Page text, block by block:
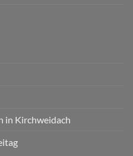
in Kirchweidach